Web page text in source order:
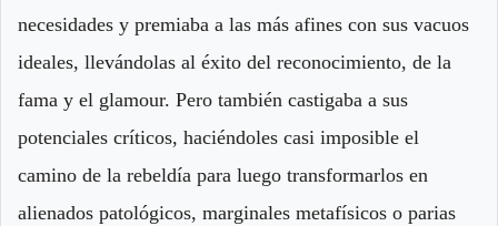
necesidades y premiaba a las más afines con sus vacuos
ideales, llevándolas al éxito del reconocimiento, de la
fama y el glamour. Pero también castigaba a sus
potenciales críticos, haciéndoles casi imposible el
camino de la rebeldía para luego transformarlos en
alienados patológicos, marginales metafísicos o parias